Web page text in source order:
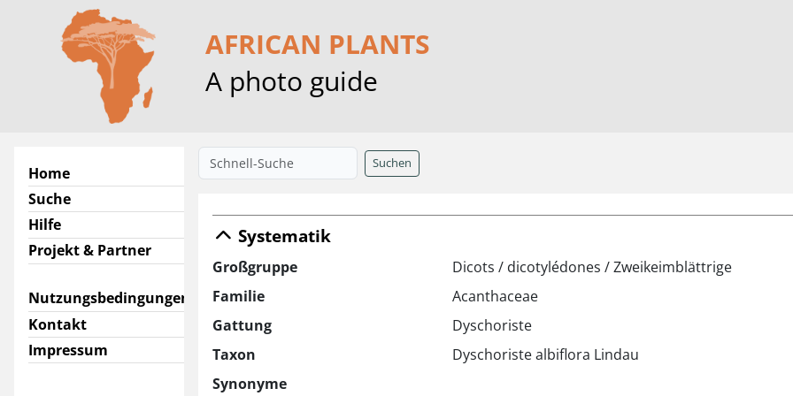
AFRICAN PLANTS
A photo guide
Home
Suche
Hilfe
Projekt & Partner
Nutzungsbedingungen
Kontakt
Impressum
Suchen
Systematik
Großgruppe
Dicots / dicotylédones / Zweikeimblättrige
Familie
Acanthaceae
Gattung
Dyschoriste
Taxon
Dyschoriste albiflora Lindau
Synonyme